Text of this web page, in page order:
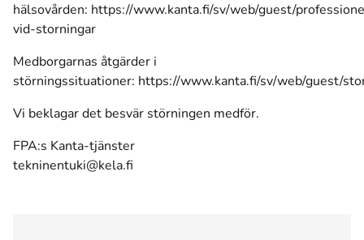
hälsovården: https://www.kanta.fi/sv/web/guest/
vid-storningar
Medborgarnas åtgärder i
störningssituationer: https://www.kanta.fi/sv/web/guest/
Vi beklagar det besvär störningen medför.
FPA:s Kanta-tjänster
tekninentuki@kela.fi